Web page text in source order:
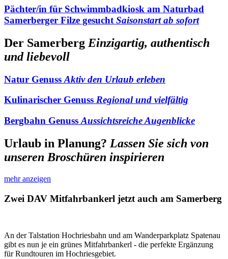
Pächter/in für Schwimmbadkiosk am Naturbad
Samerberger Filze gesucht Saisonstart ab sofort
Der Samerberg Einzigartig, authentisch
und liebevoll
Natur Genuss Aktiv den Urlaub erleben
Kulinarischer Genuss Regional und vielfältig
Bergbahn Genuss Aussichtsreiche Augenblicke
Urlaub in Planung? Lassen Sie sich von
unseren Broschüren inspirieren
mehr anzeigen
Zwei DAV Mitfahrbankerl jetzt auch am Samerberg
An der Talstation Hochriesbahn und am Wanderparkplatz Spatenau
gibt es nun je ein grünes Mitfahrbankerl - die perfekte Ergänzung
für Rundtouren im Hochriesgebiet.